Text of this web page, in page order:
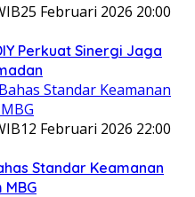
25 Februari 2026 20:00
Perkuat Sinergi Jaga
12 Februari 2026 22:00
Standar Keamanan